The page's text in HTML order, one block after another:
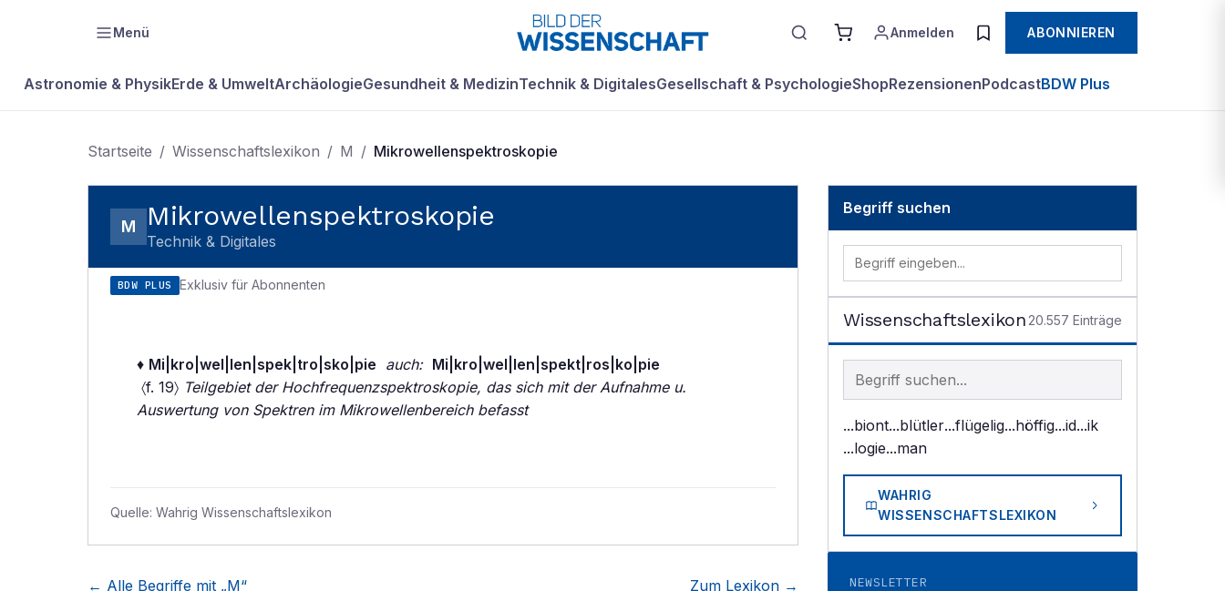
Menü Anmelden ABONNIEREN
Astronomie & PhysikErde & UmweltArchäologieGesundheit & MedizinTechnik & DigitalesGesellschaft & PsychologieShopRezensionenPodcastBDW Plus
Startseite / Wissenschaftslexikon / M / Mikrowellenspektroskopie
M Mikrowellenspektroskopie
Technik & Digitales
BDW PLUS Exklusiv für Abonnenten
♦ Mi|kro|wel|len|spek|tro|sko|pie auch: Mi|kro|wel|len|spekt|ros|ko|pie
〈f. 19〉 Teilgebiet der Hochfrequenzspektroskopie, das sich mit der Aufnahme u.
Auswertung von Spektren im Mikrowellenbereich befasst
Quelle: Wahrig Wissenschaftslexikon
← Alle Begriffe mit „M“ Zum Lexikon →
Begriff suchen
Wissenschaftslexikon 20.557 Einträge
Begriff im Lexikon suchen
...biont...blütler...flügelig...höffig...id...ik
...logie...man
WAHRIG
WISSENSCHAFTSLEXIKON
NEWSLETTER